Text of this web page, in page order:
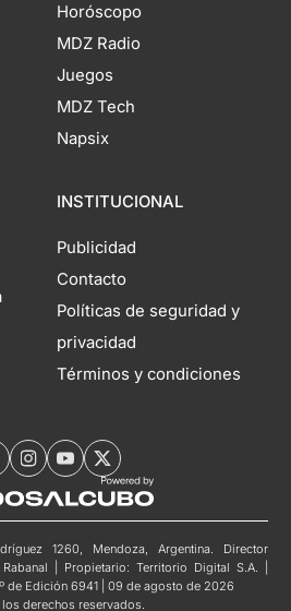
Horóscopo
MDZ Radio
Juegos
MDZ Tech
Napsix
INSTITUCIONAL
Publicidad
Contacto
Políticas de seguridad y
privacidad
Términos y condiciones
1260, Mendoza, Argentina. Director
| Propietario: Territorio Digital S.A. |
de Edición 6941 | 09 de agosto de 2026
derechos reservados.